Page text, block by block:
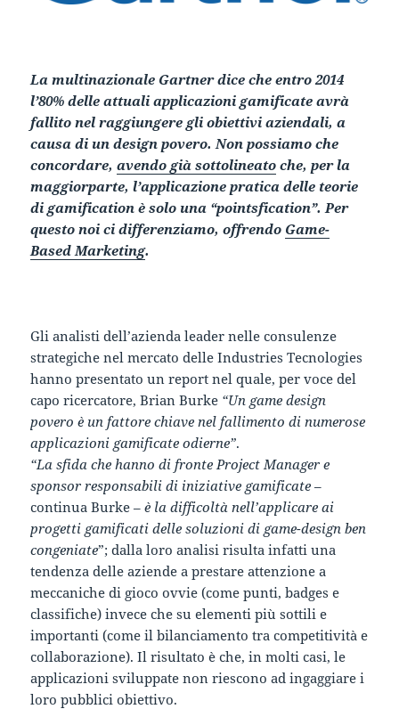
La multinazionale Gartner dice che entro 2014
l’80% delle attuali applicazioni gamificate avrà
fallito nel raggiungere gli obiettivi aziendali, a
causa di un design povero. Non possiamo che
concordare,avendo già sottolineato che, per la
maggiorparte, l’applicazione pratica delle teorie
di gamification è solo una “pointsfication”. Per
questo noi ci differenziamo, offrendo Game-
Based Marketing.
Gli analisti dell’azienda leader nelle consulenze
strategiche nel mercato delle Industries Tecnologies
hanno presentato un report nel quale, per voce del
capo ricercatore, Brian Burke “Un game design
povero è un fattore chiave nel fallimento di numerose
applicazioni gamificate odierne”.
“La sfida che hanno di fronte Project Manager e
sponsor responsabili di iniziative gamificate–
continua Burke –è la difficoltà nell’applicare ai
progetti gamificati delle soluzioni di game-design ben
congeniate”; dalla loro analisi risulta infatti una
tendenza delle aziende a prestare attenzione a
meccaniche di gioco ovvie (come punti, badges e
classifiche) invece che su elementi più sottili e
importanti (come il bilanciamento tra competitività e
collaborazione). Il risultato è che, in molti casi, le
applicazioni sviluppate non riescono ad ingaggiare i
loro pubblici obiettivo.